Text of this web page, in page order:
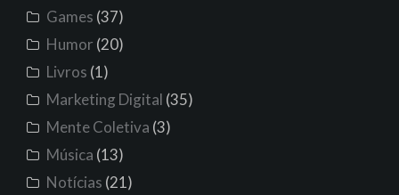
Games (37)
Humor (20)
Livros (1)
Marketing Digital (35)
Mente Coletiva (3)
Música (13)
Notícias (21)